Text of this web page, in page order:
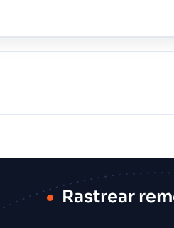
Rastrear